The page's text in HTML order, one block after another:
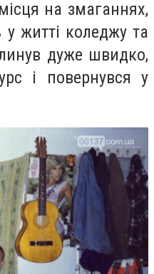
на змаганнях,
у житті коледжу та
дуже швидко,
і повернувся у